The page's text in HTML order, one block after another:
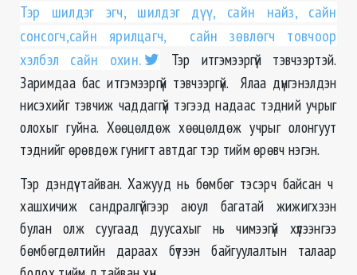
Тэр шилдэг эгч, шилдэг дүү, сайн найз, сайн
сонсогч,сайн ярилцагч, сайн зөвлөгч товчоор
хэлбэл сайн охин.
Тэр итгэмээргүй тэвчээртэй.
Заримдаа бас итгэмээргүй тэвчээргүй. Ялаа дүнгэнэлдэн
нисэхийг тэвчиж чаддаггүй тэгээд надаас тэдний учрыг
олохыг гуйна. Хөөцөлдөж хөөцөлдөж учрыг олонгуут
тэднийг өрөвдөж гунигт автдаг тэр тийм өрөвч нэгэн.
Тэр дэндүү тайван. Хажууд нь бөмбөг тэсэрч байсан ч
хашхичиж сандралгүйгээр аюул багатай жижигхээн
булан олж суугаад дуусахыг нь чимээгүй хүлээнгээ
бөмбөгдөлтийн дараах бүтээн байгуулалтын талаар